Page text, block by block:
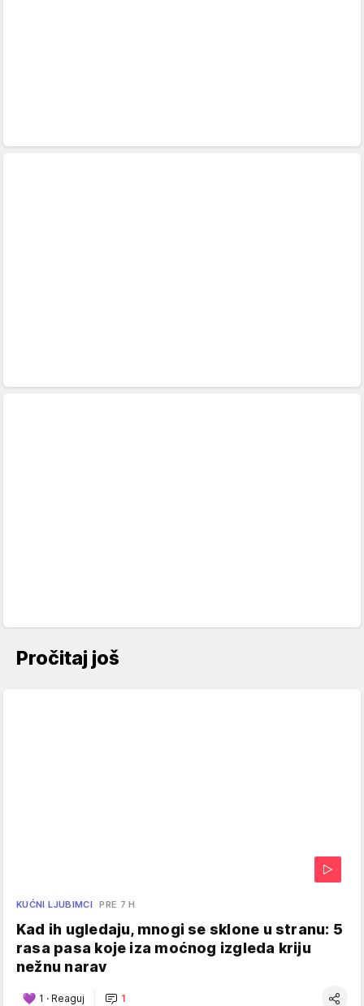
Pročitaj još
KUĆNI LJUBIMCI PRE 7 H
Kad ih ugledaju, mnogi se sklone u stranu: 5
rasa pasa koje iza moćnog izgleda kriju
nežnu narav
1 · Reaguj 1